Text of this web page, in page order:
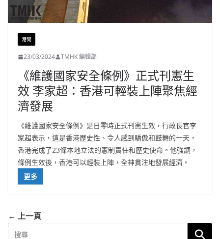
港聞
23/03/2024 TMHK 編輯部
《維護國家安全條例》正式刊憲生
效 李家超：香港可輕裝上陣聚焦經
濟發展
《維護國家安全條例》是日零時正式刊憲生效，行政長官李
家超表示，這是香港歷史性、令人感到驕傲和鼓舞的一天，
香港完成了23條本地立法的憲制責任和歷史使命。他強調，
條例生效後，香港可以輕裝上陣，全神貫注地發展經濟。
更多
← 上一頁